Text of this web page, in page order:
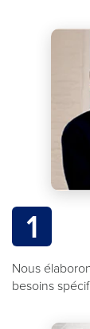
1
Nous
besoins